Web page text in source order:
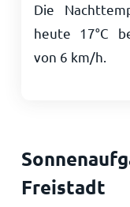
Die
heute 17°C
von 6 km/h
Freistadt